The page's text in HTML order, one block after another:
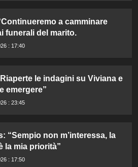
a camminare
funerali del marito.
: 17:40
le indagini su Viviana e
emergere”
: 23:45
“Sempio non m’interessa, la
la mia priorità”
: 17:50